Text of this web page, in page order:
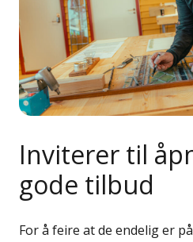
Inviterer til
gode tilbud
For å feire at de endelig er